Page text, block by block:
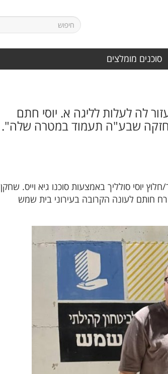
סוכנים מומלצים
לה לעלות לליגה א. יוסי חתם
חזקה שבע"ה תעמוד במטרה שלה".
סולליך באמצעות סוכנו גיא וייס. שחקן
כבש בעונה האחרונה 20 שערים בשיכון המזרח חותם לעונה הקרובה בעירוני בית שמש